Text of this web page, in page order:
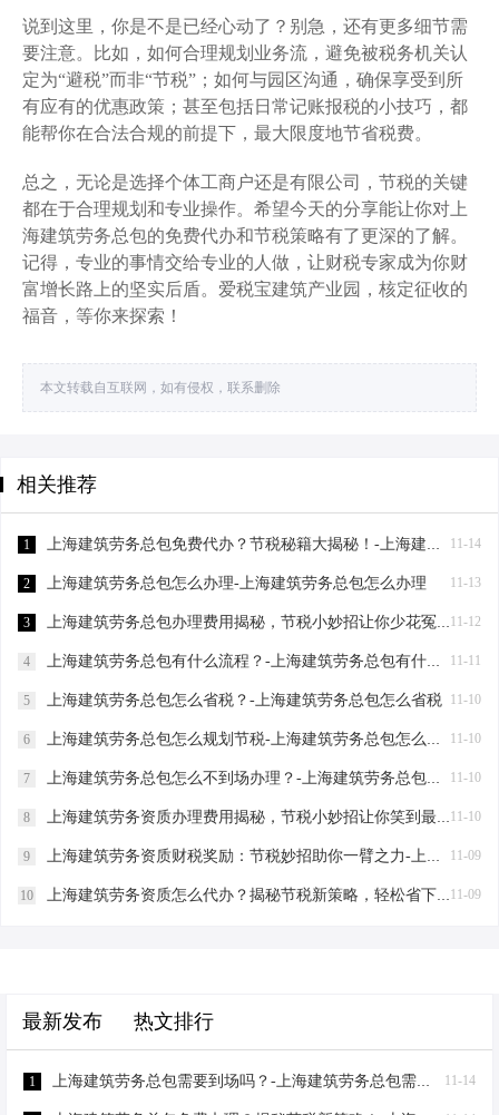
说到这里，你是不是已经心动了？别急，还有更多细节需
要注意。比如，如何合理规划业务流，避免被税务机关认
定为“避税”而非“节税”；如何与园区沟通，确保享受到所
有应有的优惠政策；甚至包括日常记账报税的小技巧，都
能帮你在合法合规的前提下，最大限度地节省税费。
总之，无论是选择个体工商户还是有限公司，节税的关键
都在于合理规划和专业操作。希望今天的分享能让你对上
海建筑劳务总包的免费代办和节税策略有了更深的了解。
记得，专业的事情交给专业的人做，让财税专家成为你财
富增长路上的坚实后盾。爱税宝建筑产业园，核定征收的
福音，等你来探索！
本文转载自互联网，如有侵权，联系删除
相关推荐
11-14
1 上海建筑劳务总包免费代办？节税秘籍大揭秘！-上海建筑劳务总包免费代办吗？
11-13
2 上海建筑劳务总包怎么办理-上海建筑劳务总包怎么办理
11-12
3 上海建筑劳务总包办理费用揭秘，节税小妙招让你少花冤枉钱！-上海建筑劳务总包办理费用是多少
11-11
4 上海建筑劳务总包有什么流程？-上海建筑劳务总包有什么流程
11-10
5 上海建筑劳务总包怎么省税？-上海建筑劳务总包怎么省税
11-10
6 上海建筑劳务总包怎么规划节税-上海建筑劳务总包怎么规划节税
11-10
7 上海建筑劳务总包怎么不到场办理？-上海建筑劳务总包怎么不到场办理
11-10
8 上海建筑劳务资质办理费用揭秘，节税小妙招让你笑到最后-上海建筑劳务资质办理费用
11-09
9 上海建筑劳务资质财税奖励：节税妙招助你一臂之力-上海建筑劳务资质财税奖励
11-09
10 上海建筑劳务资质怎么代办？揭秘节税新策略，轻松省下一辆车！-上海建筑劳务资质怎么代办
最新发布 热文排行
11-14
1 上海建筑劳务总包需要到场吗？-上海建筑劳务总包需要到场吗？